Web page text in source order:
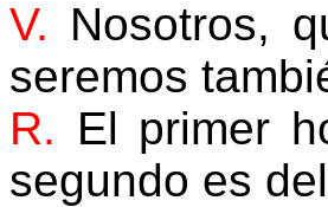
V. Nosotros,
seremos
R. El primer
segundo es